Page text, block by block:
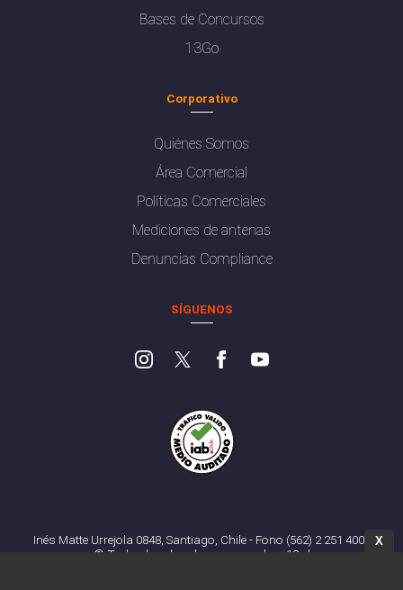
Bases de Concursos
13Go
Corporativo
Quiénes Somos
Área Comercial
Políticas Comerciales
Mediciones de antenas
Denuncias Compliance
SÍGUENOS
Inés Matte Urrejola 0848, Santiago, Chile - Fono (562) 2 251 4000
© Todos los derechos reservados. 13.cl
X